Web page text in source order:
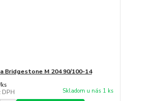
Bridgestone M 204 90/100-14
ks
DPH Skladom u nás 1 ks